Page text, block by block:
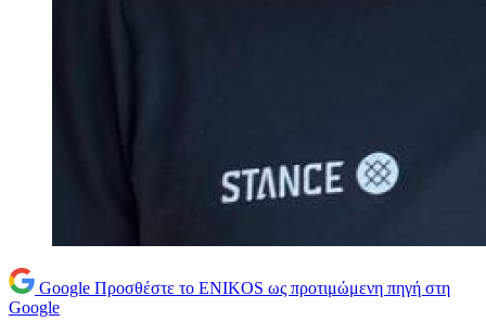
Google Προσθέστε το ENIKOS ως προτιμώμενη πηγή στη
Google